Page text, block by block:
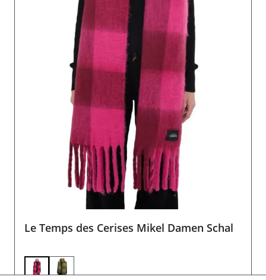
Le Temps des Cerises Mikel Damen Schal